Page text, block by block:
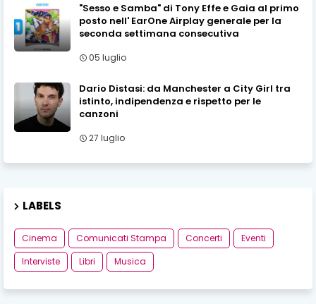
"Sesso e Samba" di Tony Effe e Gaia al primo
posto nell' EarOne Airplay generale per la
seconda settimana consecutiva
05 luglio
Dario Distasi: da Manchester a City Girl tra
istinto, indipendenza e rispetto per le
canzoni
27 luglio
LABELS
Cinema Comunicati Stampa Concerti
Eventi
Interviste
Libri Musica